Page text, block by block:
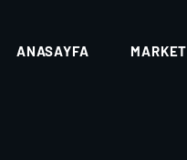
ANASAYFA MARKET